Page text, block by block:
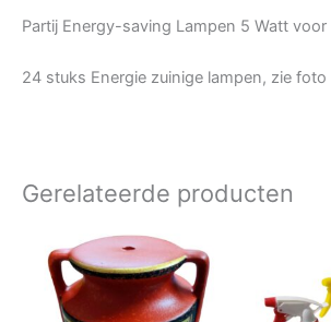
Partij Energy-saving Lampen 5 Watt
24 stuks Energie zuinige lampen, zie foto
Gerelateerde producten